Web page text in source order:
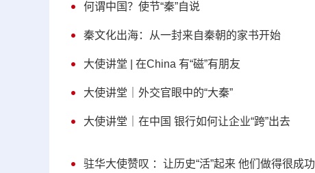
何谓中国？使节“秦”自说
秦文化出海：从一封来自秦朝的家书开始
大使讲堂 | 在China 有“磁”有朋友
大使讲堂｜外交官眼中的“大秦”
大使讲堂｜在中国 银行如何让企业“跨”出去
驻华大使赞叹 ：让历史“活”起来 他们做得很成功